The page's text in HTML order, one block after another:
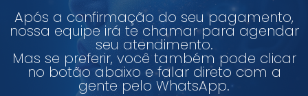
Após a confirmação do seu pagamento,
nossa equipe irá te chamar para agendar
seu atendimento.
Mas se preferir, você também pode clicar
no botão abaixo e falar direto com a
gente pelo WhatsApp.